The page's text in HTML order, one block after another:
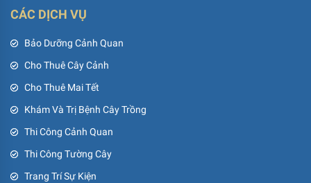
CÁC DỊCH VỤ
Bảo Dưỡng Cảnh Quan
Cho Thuê Cây Cảnh
Cho Thuê Mai Tết
Khám Và Trị Bệnh Cây Trồng
Thi Công Cảnh Quan
Thi Công Tường Cây
Trang Trí Sự Kiện